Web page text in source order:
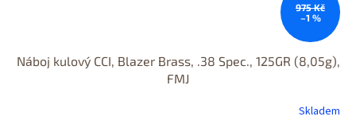
975 Kč
–1 %
Náboj kulový CCI, Blazer Brass, .38 Spec., 125GR (8,05g),
FMJ
Skladem